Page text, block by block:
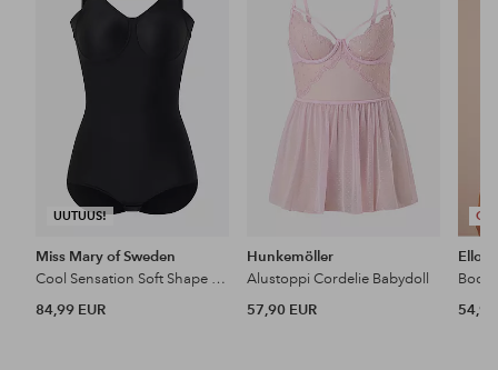
UUTUUS!
Miss Mary of Sweden
Cool Sensation Soft Shape Body
84,99 EUR
Hunkemöller
Alustoppi Cordelie Babydoll
57,90 EUR
Ellos
54,99